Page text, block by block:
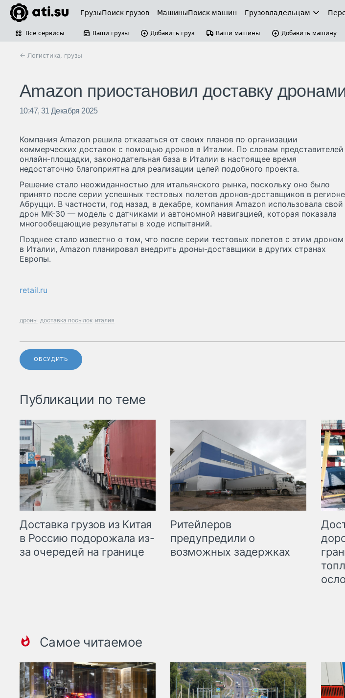
ГрузыПоиск грузов МашиныПоиск машин Грузовладельцам
Все сервисы Ваши грузы Добавить груз Ваши машины Добавить машину
← Логистика, грузы
Amazon приостановил доставку
10:47, 31 Декабря 2025
Компания Amazon решила отказаться от своих планов по организации
коммерческих доставок с помощью дронов в Италии. По словам представителей
онлайн-площадки, законодательная база в Италии в настоящее время
недостаточно благоприятна для реализации целей подобного проекта.
Решение стало неожиданностью для итальянского рынка, поскольку оно было
принято после серии успешных тестовых полетов дронов-доставщиков в регионе
Абруцци. В частности, год назад, в декабре, компания Amazon использовала свой
дрон MK-30 — модель с датчиками и автономной навигацией, которая показала
многообещающие результаты в ходе испытаний.
Позднее стало известно о том, что после серии тестовых полетов с этим дроном
в Италии, Amazon планировал внедрить дроны-доставщики в других странах
Европы.
retail.ru
дроны доставка посылок италия
ОБСУДИТЬ
Публикации по теме
Доставка грузов из Китая
в Россию подорожала из-
за очередей на границе
Ритейлеров
предупредили о
возможных задержках
Самое читаемое